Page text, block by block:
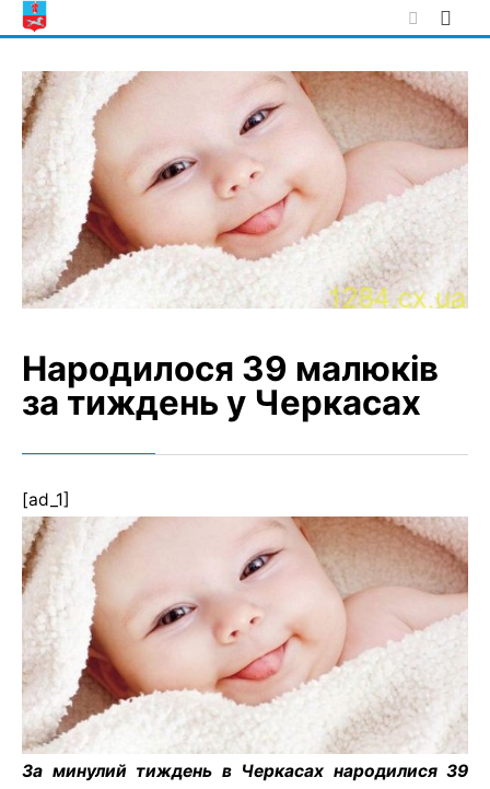
Skip
to
Народилося 39 малюків
за тиждень у Черкасах
[ad_1]
За минулий тиждень в Черкасах народилися 39